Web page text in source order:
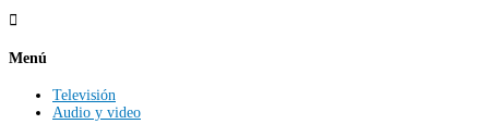

Menú
Televisión
Audio y video